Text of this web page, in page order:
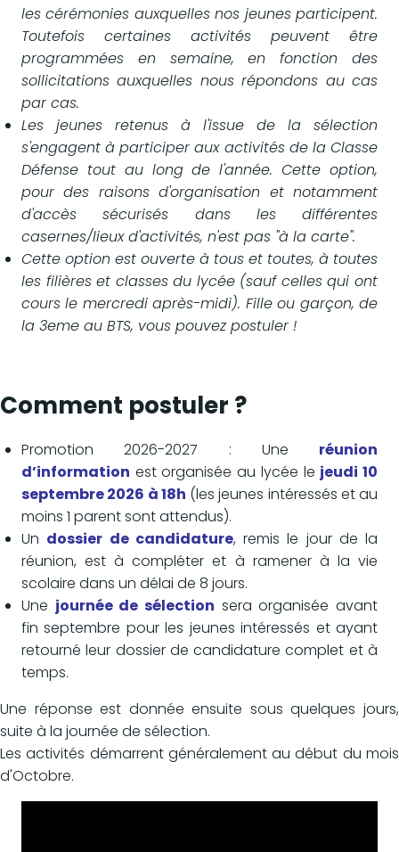
les cérémonies auxquelles nos jeunes participent.
Toutefois certaines activités peuvent être
programmées en semaine, en fonction des
sollicitations auxquelles nous répondons au cas
par cas.
Les jeunes retenus à l'issue de la sélection
s'engagent à participer aux activités de la Classe
Défense tout au long de l'année. Cette option,
pour des raisons d'organisation et notamment
d'accès sécurisés dans les différentes
casernes/lieux d'activités, n'est pas "à la carte".
Cette option est ouverte à tous et toutes, à toutes
les filières et classes du lycée (sauf celles qui ont
cours le mercredi après-midi). Fille ou garçon, de
la 3eme au BTS, vous pouvez postuler !
Comment postuler ?
Promotion 2026-2027 : Une réunion
d’information est organisée au lycée le jeudi 10
septembre 2026 à 18h (les jeunes intéressés et au
moins 1 parent sont attendus).
Un dossier de candidature, remis le jour de la
réunion, est à compléter et à ramener à la vie
scolaire dans un délai de 8 jours.
Une journée de sélection sera organisée avant
fin septembre pour les jeunes intéressés et ayant
retourné leur dossier de candidature complet et à
temps.
Une réponse est donnée ensuite sous quelques jours,
suite à la journée de sélection.
Les activités démarrent généralement au début du mois
d'Octobre.